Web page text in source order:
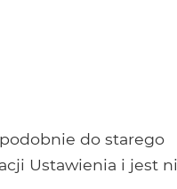
do starego
Ustawienia i jest